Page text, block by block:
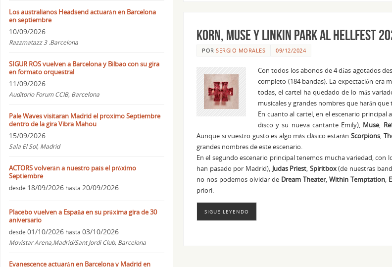
Korn, Muse y Linkin Park al Hellfest
POR SERGIO MORALES 09/12/2024
Con todos los abonos de 4 días agotados
completo (184 bandas). La expectación era
todas, el cartel ha quedado de lo más
musicales y grandes nombres que harán
En cuanto al cartel, en el escenario principal
disco y su nueva cantante Emily), Muse,
Aunque si vuestro gusto es algo más clásico estarán Scorpions,
grandes nombres de este escenario.
En el segundo escenario principal tenemos mucha variedad, con
han pasado por Madrid), Judas Priest, Spiritbox(de nuestras
no nos podemos olvidar de Dream Theater, Within Temptation,
priori.
SIGUE LEYENDO
Los australianos Headsend actuarán en Barcelona
en septiembre
10/09/2026
Razzmatazz 3 .Barcelona
SIGUR ROS vuelven a Barcelona y Bilbao con su gira
en formato orquestral
11/09/2026
Auditorio Forum CCIB, Barcelona
Pale Waves visitaran Madrid el proximo Septiembre
dentro de la gira Vibra Mahou
15/09/2026
Sala El Sol, Madrid
ACTORS volverán a nuestro país el próximo
Septiembre
desde 18/09/2026 hasta 20/09/2026
Placebo vuelven a España en su próxima gira de 30
aniversario
desde 01/10/2026 hasta 03/10/2026
Movistar Arena,Madrid/Sant Jordi Club, Barcelona
Evanescence actuarán en Barcelona y Madrid en